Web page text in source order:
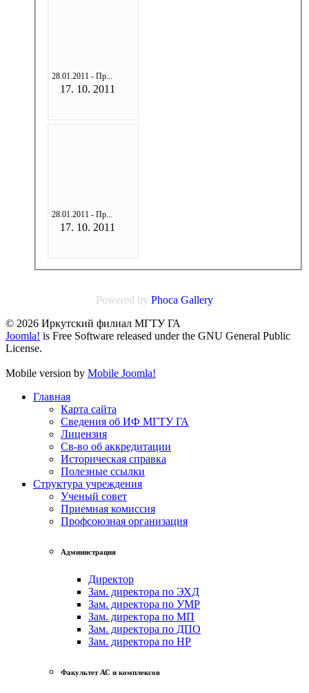
28.01.2011 - Пр...
17. 10. 2011
28.01.2011 - Пр...
17. 10. 2011
Powered by Phoca Gallery
© 2026 Иркутский филиал МГТУ ГА
Joomla! is Free Software released under the GNU General Public
License.
Mobile version by Mobile Joomla!
Главная
Карта сайта
Сведения об ИФ МГТУ ГА
Лицензия
Св-во об аккредитации
Историческая справка
Полезные ссылки
Структура учреждения
Ученый совет
Приемная комиссия
Профсоюзная организация
Администрация
Директор
Зам. директора по ЭХД
Зам. директора по УМР
Зам. директора по МП
Зам. директора по ДПО
Зам. директора по НР
Факультет АС и комплексов